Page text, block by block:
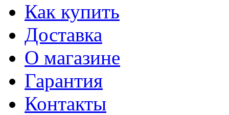
Как купить
Доставка
О магазине
Гарантия
Контакты